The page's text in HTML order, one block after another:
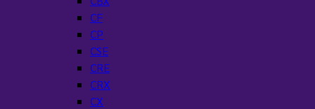
CF
CP
CSE
CRE
CRX
CX